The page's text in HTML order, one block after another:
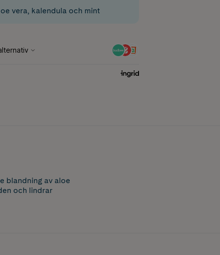
vera, kalendula och mint
blandning av aloe
och lindrar